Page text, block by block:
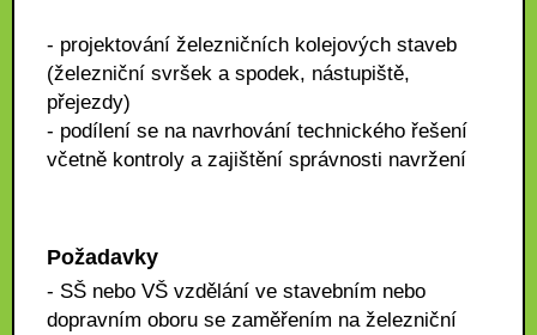
- projektování železničních kolejových staveb
(železniční svršek a spodek, nástupiště,
přejezdy)
- podílení se na navrhování technického řešení
včetně kontroly a zajištění správnosti navržení
Požadavky
- SŠ nebo VŠ vzdělání ve stavebním nebo
dopravním oboru se zaměřením na železniční